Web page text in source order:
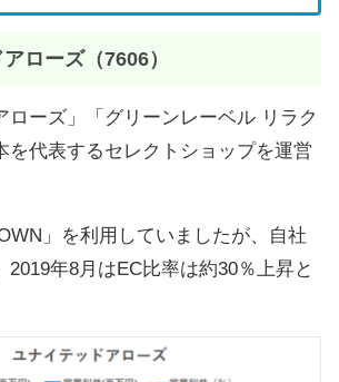
ローズ（7606）
ローズ」「グリーンレーベル リラク
を代表するセレクトショップを運営
」を利用していましたが、自社
2019年8月はEC比率は約30％上昇と